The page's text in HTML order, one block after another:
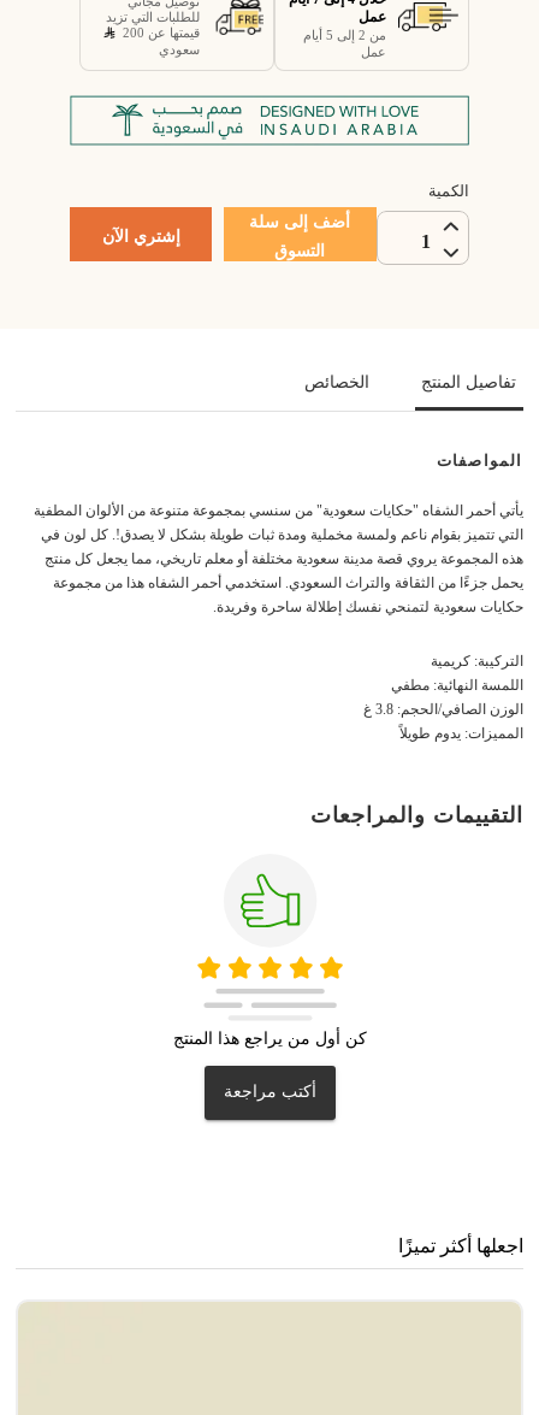
عمل
من 2 إلى 5 أيام
عمل
للطلبات التي تزيد
قيمتها عن 200
سعودي
الكمية
1
أضف إلى سلة
التسوق
إشتري الآن
تفاصيل المنتج الخصائص
المواصفات
يأتي أحمر الشفاه "حكايات سعودية" من سنسي بمجموعة متنوعة من الألوان المطفية
التي تتميز بقوام ناعم ولمسة مخملية ومدة ثبات طويلة بشكل لا يصدق!. كل لون في
هذه المجموعة يروي قصة مدينة سعودية مختلفة أو معلم تاريخي، مما يجعل كل منتج
يحمل جزءًا من الثقافة والتراث السعودي. استخدمي أحمر الشفاه هذا من مجموعة
حكايات سعودية لتمنحي نفسك إطلالة ساحرة وفريدة.
التركيبة: كريمية
اللمسة النهائية: مطفي
الوزن الصافي/الحجم: 3.8 غ
المميزات: يدوم طويلاً
التقييمات والمراجعات
كن أول من يراجع هذا المنتج
أكتب مراجعة
اجعلها أكثر تميزًا